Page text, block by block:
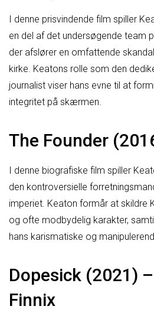
I denne prisvindende film spiller
en del af det undersøgende team
der afslører en omfattende
kirke. Keatons rolle som den
journalist viser hans evne til at
integritet på skærmen.
The Founder
I denne biografiske film spiller
den kontroversielle
imperiet. Keaton formår at skildre
og ofte modbydelig karakter,
hans karismatiske og
Dopesick (2021)
Finnix